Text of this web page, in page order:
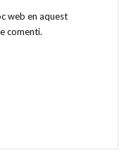
web en aquest
comenti.